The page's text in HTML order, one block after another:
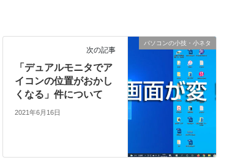
パソコンの小技・小ネタ
次の記事
「デュアルモニタでア
イコンの位置がおかし
くなる」件について
2021年6月16日